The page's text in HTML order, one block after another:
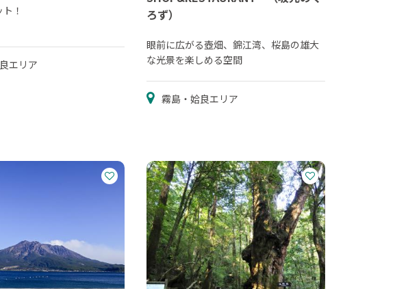
！
エリア
ろず）
眼前に広がる壺畑、錦江湾、桜島の雄大
な光景を楽しめる空間
霧島・姶良エリア